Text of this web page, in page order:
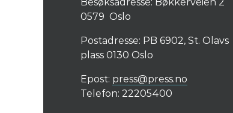
Besøksadresse: Bøkkerveien 2
0579 Oslo
Postadresse: PB 6902, St. Olavs
plass 0130 Oslo
Epost: press@press.no
Telefon: 22205400